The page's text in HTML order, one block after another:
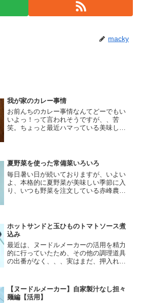
macky
我が家のカレー事情
お前んちのカレー事情なんてどーでもい
いよっ！って言われそうですが、、苦
笑。ちょっと最近ハマっている美味しい
ました。」でもご紹介した「...
夏野菜を使った常備菜いろいろ
毎日暑い日が続いておりますが、いよい
よ、本格的に夏野菜が美味しい季節に入
り、いつも野菜を注文している赤峰農場
された「旬」のものばかり...
ホットサンドと玉ひものトマトソース煮
込み
最近は、ヌードルメーカーの活用を精力
的に行っていたため、その他の調理道具
の出番がなく、、、実はまだ、押入れに
ニオのホットサンド＆ワッフルメーカー
なのですが、、こちらは、...
【ヌードルメーカー】自家製汁なし担々
麺編【活用】